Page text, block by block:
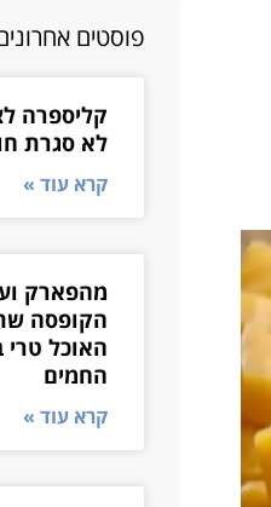
פוסטים
קליספרה
לא סגרת
קרא עוד »
מהפארק
הקופסה
האוכל טרי
החמים
קרא עוד »